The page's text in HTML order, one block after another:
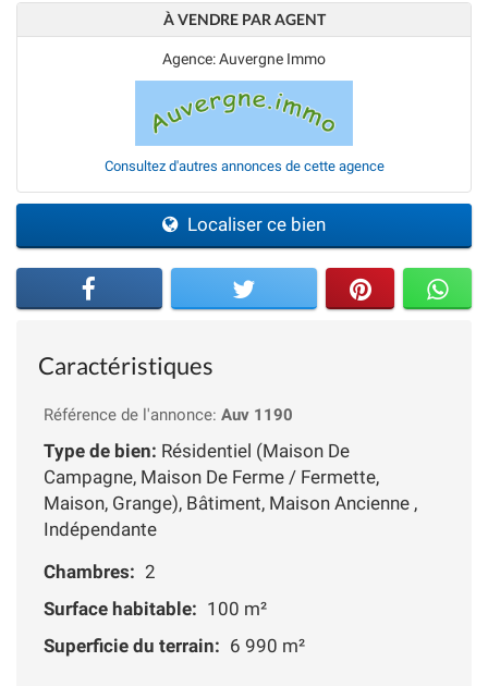
À VENDRE PAR AGENT
Agence: Auvergne Immo
Consultez d'autres annonces de cette agence
Localiser ce bien
Caractéristiques
Référence de l'annonce: Auv 1190
Type de bien: Résidentiel (Maison De
Campagne, Maison De Ferme / Fermette,
Maison, Grange), Bâtiment, Maison Ancienne ,
Indépendante
Chambres: 2
Surface habitable: 100 m²
Superficie du terrain: 6 990 m²